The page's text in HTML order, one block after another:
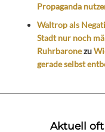
Propaganda
Waltrop als
Stadt nur noch
Ruhrbaronezu
gerade selbst
Aktuell oft